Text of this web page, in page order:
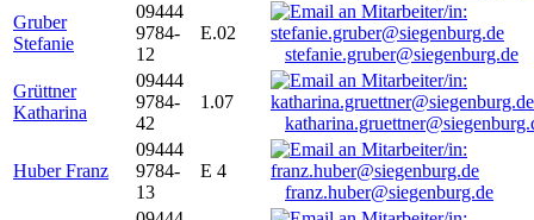
Gruber
Stefanie
09444
9784-
12
E.02
stefanie.gruber@siegenburg.de
Grüttner
Katharina
09444
9784-
42
1.07
Huber Franz
09444
9784-
13
E 4
franz.huber@siegenburg.de